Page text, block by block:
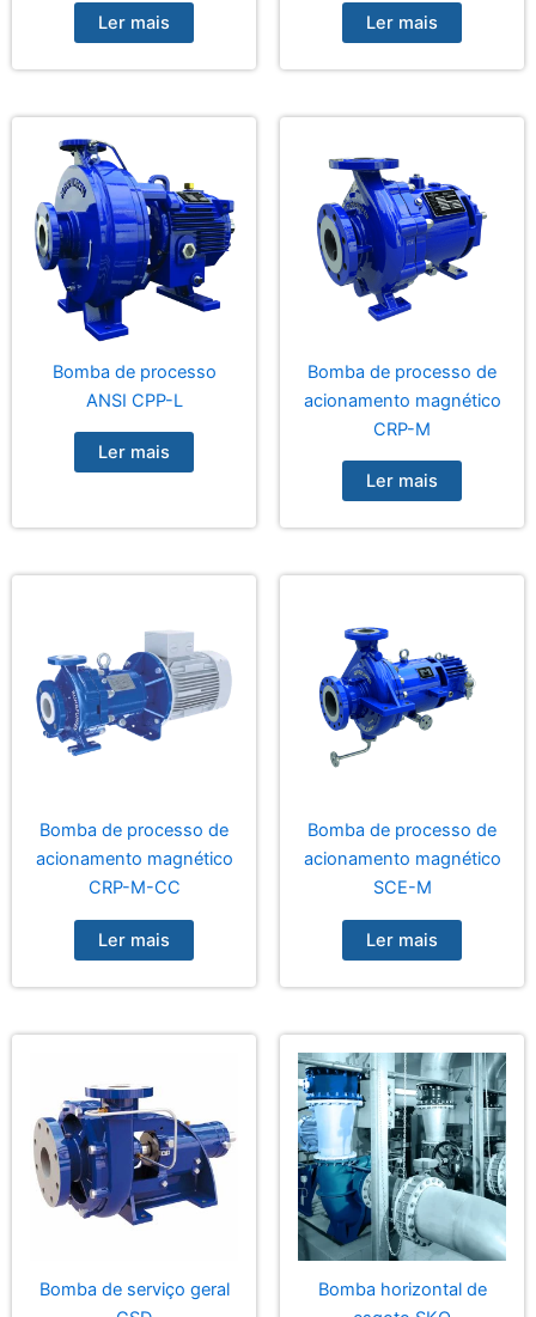
Ler mais Ler mais
Bomba de processo
ANSI CPP-L
Ler mais
Bomba de processo de
acionamento magnético
CRP-M
Ler mais
Bomba de processo de
acionamento magnético
CRP-M-CC
Ler mais
Bomba de processo de
acionamento magnético
SCE-M
Ler mais
Bomba de serviço geral
Bomba horizontal de